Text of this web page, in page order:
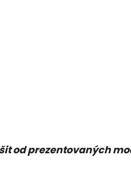
od prezentovaných